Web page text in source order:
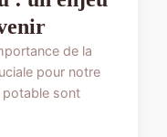
de la
pour notre
potable sont